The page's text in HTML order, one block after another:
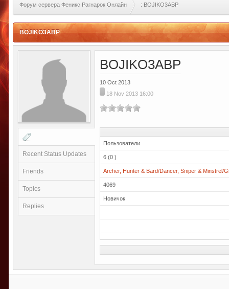
Форум сервера Феникс Рагнарок Онлайн : BOJIKO3ABP
BOJIKO3ABP
Recent Status Updates
Friends
Topics
Replies
BOJIKO3ABP
10 Oct 2013
18 Nov 2013 16:00
Пользователи
6 (0 )
Archer, Hunter & Bard/Dancer, Sniper & Minstrel/
4069
Новичок